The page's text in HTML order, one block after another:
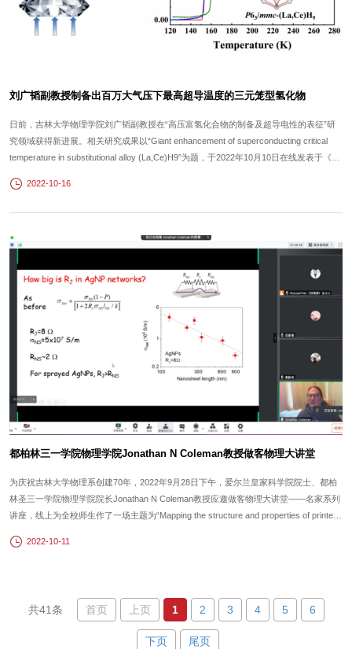
刘广韬副教授制备出百万大气压下最高超导温度的三元笼型氢化物
日前，吉林大学物理学院刘广韬副教授在“高压富氢化合物的制备及超导电性的表征”研
究领域获得新进展。相关研究成果以“Giant enhancement of superconducting critical
temperature in substitutional alloy (La,Ce)H9”为题，于2022年10月10日在线发表于《自
标。近年来，高压强极端条件下的超导富氢化合物取得了一系列突破性进展，理论预言
2022-10-16
都柏林三一学院物理学院Jonathan N Coleman教授做客物理大讲堂
为庆祝吉林大学物理系创建70年，2022年9月28日下午，爱尔兰皇家科学院院士、都柏
林圣三一学院物理学院院长Jonathan N Coleman教授应邀做客物理大讲堂——名家系列
讲座，线上为全校师生作了一场主题为“Mapping the structure and properties of printed
物理与技术教育部重点实验室田瑞源研究员主持讲座。邹勃院长代表吉林大学和物理学
2022-10-11
共41条 首页 上页 1 2 3 4 5 6
下页 尾页